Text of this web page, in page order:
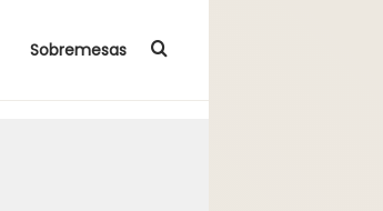
Sobremesas Procurar por